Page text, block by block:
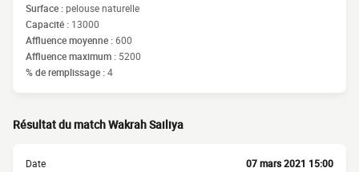
Surface :pelouse naturelle
Capacité : 13000
Affluence moyenne :600
Affluence maximum : 5200
% de remplissage :4
Résultat du match Wakrah Sailiya
Date 07 mars 2021 15:00